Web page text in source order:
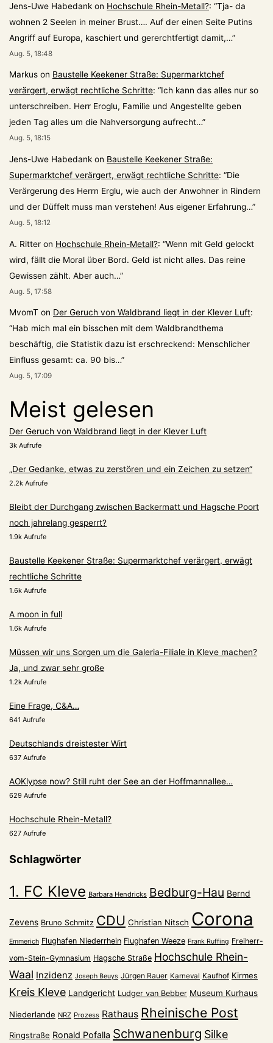
Jens-Uwe Habedank on Hochschule Rhein-Metall?: “Tja- da
wohnen 2 Seelen in meiner Brust…. Auf der einen Seite Putins
Angriff auf Europa, kaschiert und gererchtfertigt damit,…”
Aug. 5, 18:48
Markus on Baustelle Keekener Straße: Supermarktchef
verärgert, erwägt rechtliche Schritte: “Ich kann das alles nur so
unterschreiben. Herr Eroglu, Familie und Angestellte geben
jeden Tag alles um die Nahversorgung aufrecht…”
Aug. 5, 18:15
Jens-Uwe Habedank on Baustelle Keekener Straße:
Supermarktchef verärgert, erwägt rechtliche Schritte: “Die
Verärgerung des Herrn Erglu, wie auch der Anwohner in Rindern
und der Düffelt muss man verstehen! Aus eigener Erfahrung…”
Aug. 5, 18:12
A. Ritter on Hochschule Rhein-Metall?: “Wenn mit Geld gelockt
wird, fällt die Moral über Bord. Geld ist nicht alles. Das reine
Gewissen zählt. Aber auch…”
Aug. 5, 17:58
MvomT on Der Geruch von Waldbrand liegt in der Klever Luft:
“Hab mich mal ein bisschen mit dem Waldbrandthema
beschäftig, die Statistik dazu ist erschreckend: Menschlicher
Einfluss gesamt: ca. 90 bis…”
Aug. 5, 17:09
Meist gelesen
Der Geruch von Waldbrand liegt in der Klever Luft
3k Aufrufe
„Der Gedanke, etwas zu zerstören und ein Zeichen zu setzen“
2.2k Aufrufe
Bleibt der Durchgang zwischen Backermatt und Hagsche Poort
noch jahrelang gesperrt?
1.9k Aufrufe
Baustelle Keekener Straße: Supermarktchef verärgert, erwägt
rechtliche Schritte
1.6k Aufrufe
A moon in full
1.6k Aufrufe
Müssen wir uns Sorgen um die Galeria-Filiale in Kleve machen?
Ja, und zwar sehr große
1.2k Aufrufe
Eine Frage, C&A…
641 Aufrufe
Deutschlands dreistester Wirt
637 Aufrufe
AOKlypse now? Still ruht der See an der Hoffmannallee…
629 Aufrufe
Hochschule Rhein-Metall?
627 Aufrufe
Schlagwörter
1. FC Kleve Barbara Hendricks Bedburg-Hau Bernd
Zevens Bruno Schmitz CDU Christian Nitsch Corona
Emmerich Flughafen Niederrhein Flughafen Weeze Frank Ruffing Freiherr-
vom-Stein-Gymnasium Hagsche Straße Hochschule Rhein-
Waal Inzidenz Joseph Beuys Jürgen Rauer Karneval Kaufhof Kirmes
Kreis Kleve Landgericht Ludger van Bebber Museum Kurhaus
Niederlande NRZ Prozess Rathaus Rheinische Post
Ringstraße Ronald Pofalla Schwanenburg Silke